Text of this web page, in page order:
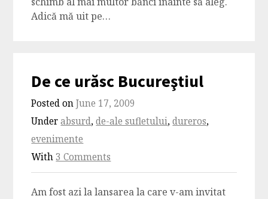
Adică mă uit pe…
De ce urăsc Bucureştiul
Posted onJune 17, 2009
Underabsurd,de-ale sufletului,dureros,
evenimente
With3 Comments
Am fost azi la lansarea la care v-am invitat